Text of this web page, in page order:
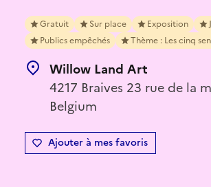
Gratuit Sur place Exposition
Publics empêchés
Thème : Les cinq
Willow Land Art
4217 Braives 23 rue de la
Belgium
Ajouter à mes favoris